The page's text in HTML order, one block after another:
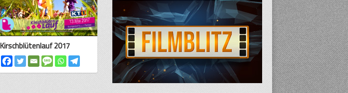
Kirschblütenlauf 2017